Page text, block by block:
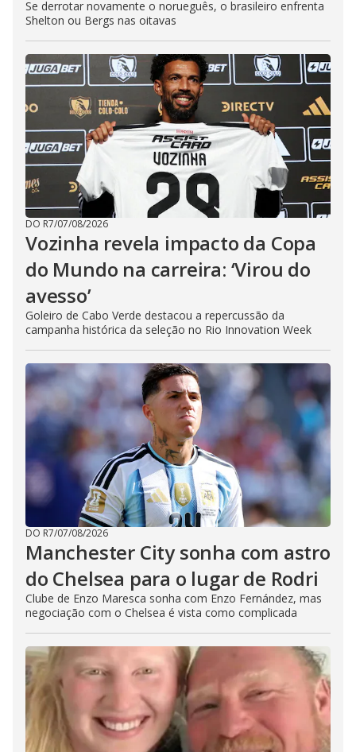
Se derrotar novamente o norueguês, o brasileiro enfrenta
Shelton ou Bergs nas oitavas
DO R7/07/08/2026
Vozinha revela impacto da Copa
do Mundo na carreira: ‘Virou do
avesso’
Goleiro de Cabo Verde destacou a repercussão da
campanha histórica da seleção no Rio Innovation Week
DO R7/07/08/2026
Manchester City sonha com astro
do Chelsea para o lugar de Rodri
Clube de Enzo Maresca sonha com Enzo Fernández, mas
negociação com o Chelsea é vista como complicada